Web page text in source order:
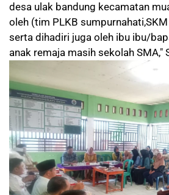
desa ulak bandung kecamatan
oleh (tim PLKB
serta dihadiri juga oleh ibu ibu/
anak remaja masih sekolah